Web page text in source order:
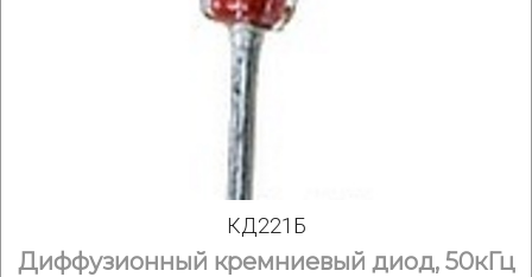
КД221Б
Диффузионный кремниевый диод, 50кГц